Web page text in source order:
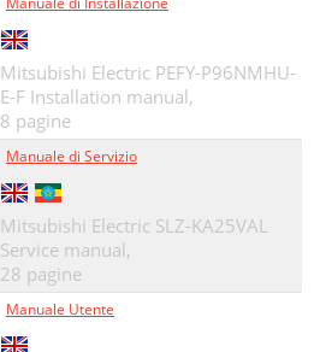
Mitsubishi Electric PEFY-P96NMHU-
E-F Installation manual,
8 pagine
Manuale di Servizio
Mitsubishi Electric SLZ-KA25VAL
Service manual,
28 pagine
Manuale Utente